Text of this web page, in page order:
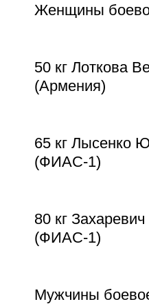
Женщины
50 кг Лоткова
(Армения)
65 кг Лысенко
(ФИАС-1)
80 кг
(ФИАС-1)
Мужчины